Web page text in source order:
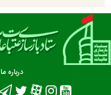
درباره ما